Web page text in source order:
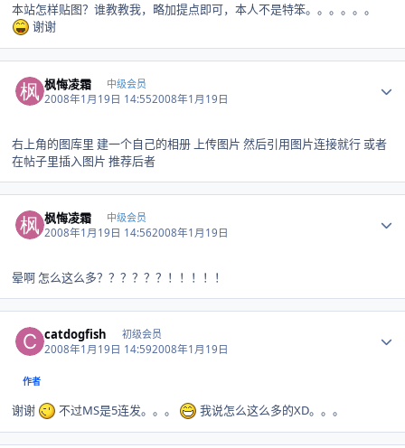
本站怎样贴图？谁教教我，略加提点即可，本人不是特笨。。。。。。
谢谢
枫悔凌霜 中级会员
2008年1月19日 14:552008年1月19日
右上角的图库里 建一个自己的相册 上传图片 然后引用图片连接就行 或者
在帖子里插入图片 推荐后者
枫悔凌霜 中级会员
2008年1月19日 14:562008年1月19日
晕啊 怎么这么多？？？？？？！！！！！
catdogfish 初级会员
2008年1月19日 14:592008年1月19日
作者
谢谢 不过MS是5连发。。。 我说怎么这么多的XD。。。